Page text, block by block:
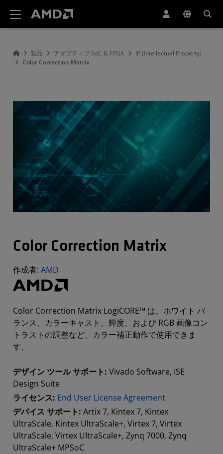
製品 アダプティブ SoC & FPGA
IP (Intellectual Property)
Color Correction Matrix
Color Correction Matrix
作成者: AMD
Color Correction Matrix LogiCORE™ は、ホワイト バ
ランス、カラーキャスト、輝度、および RGB 画像コン
トラストの調整など、カラー補正動作で使用できま
す。
デザイン ツール サポート: Vivado Software, ISE
Design Suite
ライセンス: End User License Agreement
デバイス サポート: Artix 7, Kintex 7, Kintex
UltraScale, Kintex UltraScale+, Virtex 7, Virtex
UltraScale, Virtex UltraScale+, Zynq 7000, Zynq
UltraScale+ MPSoC